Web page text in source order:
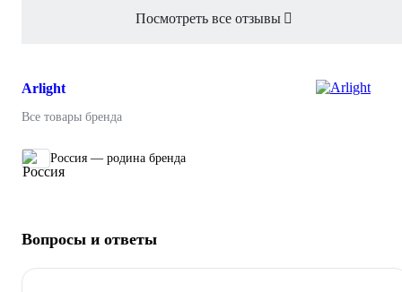
Посмотреть все отзывы
Arlight
Все товары бренда
Россия — родина бренда
Вопросы и ответы